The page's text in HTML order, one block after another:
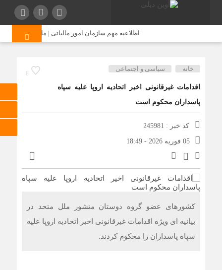
اطلاعیه مهم سازمان امور مالیاتی | مالیات‌ های
8
خانه سیاسی و اجتماعی
اقدامات غیرقانونی اخیر اتحادیه اروپا علیه سپاه
پاسداران محکوم است
کد خبر : 245981
05 فوریه 2026 - 18:49
کشورهای عضو گروه دوستان منشور ملل متحد در
بیانیه ای ویژه اقدامات غیرقانونی اخیر اتحادیه اروپا علیه
سپاه پاسداران را محکوم کردند.